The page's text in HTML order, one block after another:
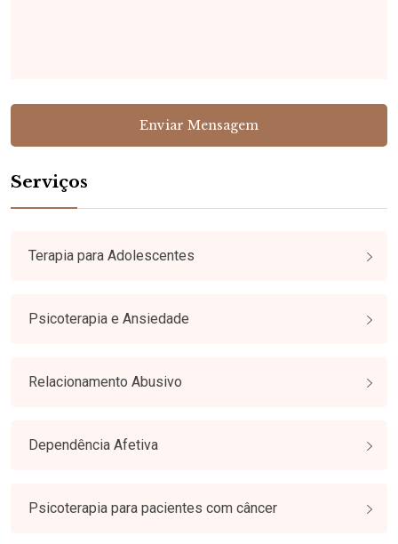
Serviços
Terapia para Adolescentes
Psicoterapia e Ansiedade
Relacionamento Abusivo
Dependência Afetiva
Psicoterapia para pacientes com câncer